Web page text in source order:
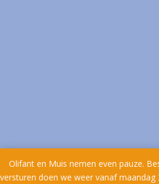
Olifant en Muis nemen even pauze.
versturen doen we weer vanaf maandag